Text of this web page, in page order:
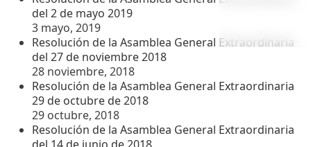
del 2 de mayo 2019
3 mayo, 2019
Resolución de la Asamblea General Extraordinaria
del 27 de noviembre 2018
28 noviembre, 2018
Resolución de la Asamblea General Extraordinaria
29 de octubre de 2018
29 octubre, 2018
Resolución de la Asamblea General Extraordinaria